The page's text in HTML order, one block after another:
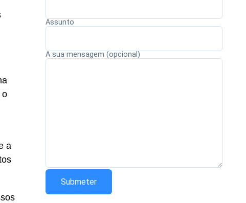
o
a
Assunto
A sua mensagem (opcional)